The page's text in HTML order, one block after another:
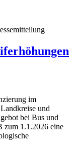
im
und
bei Bus und
zum 1.1.2026 eine